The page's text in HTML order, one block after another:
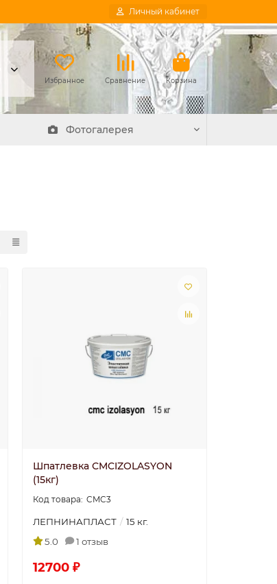
Личный кабинет
Избранное Сравнение Корзина
Фотогалерея
Шпатлевка СMCIZOLASYON
(15кг)
CMC3
ЛЕПНИНАПЛАСТ
15 кг.
5.0
1 отзыв
12700 ₽